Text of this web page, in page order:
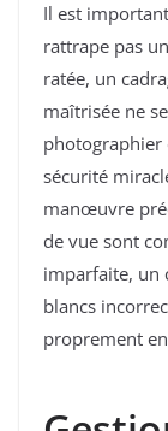
Il est
rattrape pas
ratée, un
maîtrisée ne
photographier
sécurité
manœuvre
de vue sont
imparfaite, un
blancs
proprement en